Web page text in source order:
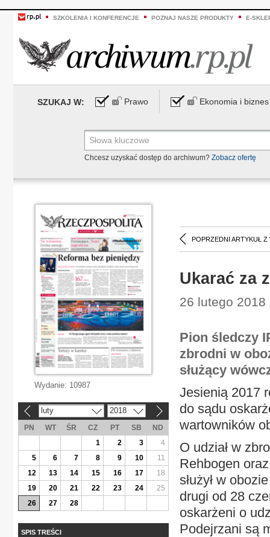
SZKOLENIA I KONFERENCJE POZNAJ NASZE PRODUKTY E-
SZUKAJ W: Prawo Ekonomia i biznes
Chcesz uzyskać dostęp do archiwum? Zobacz ofertę
POPRZEDNI ARTYKUŁ Z
Ukarać za
26 lutego
Pion śledczy
zbrodni w
służący
Jesienią 2017
do sądu
wartowników
O udział w
Rehbogen
służył w
drugi od 28
oskarżeni o
Podejrzani są
Wydanie: 10987
luty 2018
PN WT ŚR CZ PT SB
ND
1
2 3
4
5
6 7 8 9 10
11
12
13 14 15 16 17
18
19
20 21 22 23 24
25
26
27 28
SPIS TREŚCI